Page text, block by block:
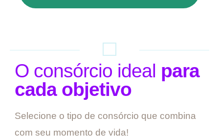
O consórcio ideal para
cada objetivo
Selecione o tipo de consórcio que combina
com seu momento de vida!